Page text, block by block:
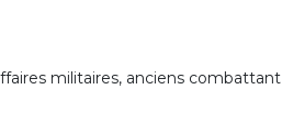
militaires, anciens